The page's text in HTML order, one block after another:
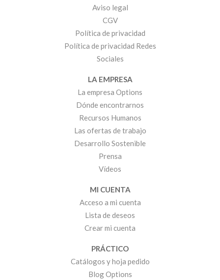
Aviso legal
CGV
Política de privacidad
Política de privacidad Redes
Sociales
LA EMPRESA
La empresa Options
Dónde encontrarnos
Recursos Humanos
Las ofertas de trabajo
Desarrollo Sostenible
Prensa
Vídeos
MI CUENTA
Acceso a mi cuenta
Lista de deseos
Crear mi cuenta
PRÁCTICO
Catálogos y hoja pedido
Blog Options